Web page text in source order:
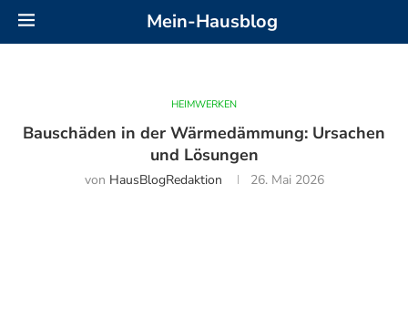
Mein-Hausblog
HEIMWERKEN
Bauschäden in der Wärmedämmung: Ursachen
und Lösungen
von HausBlogRedaktion 26. Mai 2026